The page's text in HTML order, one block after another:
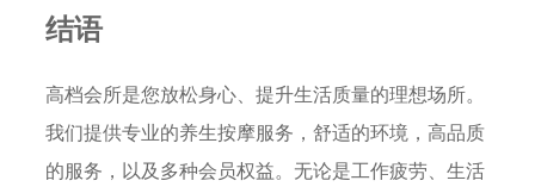
结语
高档会所是您放松身心、提升生活质量的理想场所。
我们提供专业的养生按摩服务，舒适的环境，高品质
的服务，以及多种会员权益。无论是工作疲劳、生活